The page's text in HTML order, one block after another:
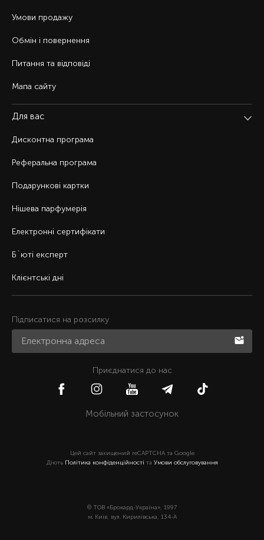
Умови продажу
Обмін і повернення
Питання та відповіді
Мапа сайту
Для вас
Дисконтна програма
Реферальна програма
Подарункові картки
Нішева парфумерія
Електронні сертифікати
Б`юті експерт
Клієнтські дні
Підписатися на розсилку
Приєднатися до нас
Мобільний застосунок
Цей сайт захищений reCAPTCHA та Google
Діють Політика конфіденційності та Умови обслуговування
© ТОВ «Брокард-Україна», 1997
м. Київ, вул. Кирилівська, 134-А